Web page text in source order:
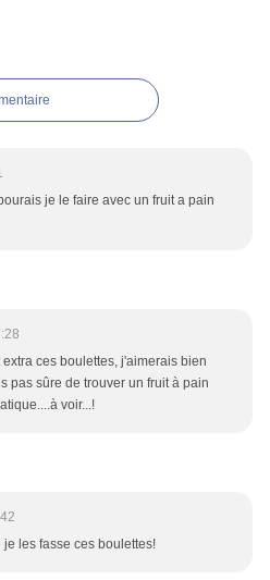
je le faire avec un fruit a pain
ces boulettes, j'aimerais bien
pas sûre de trouver un fruit à pain
voir...!
les fasse ces boulettes!